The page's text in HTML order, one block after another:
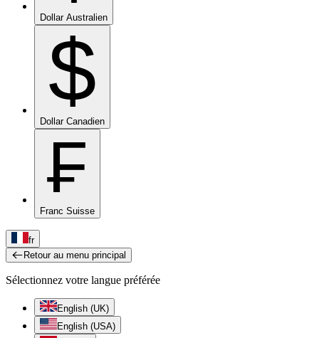
Dollar Australien
$
Dollar Canadien
₣
Franc Suisse
fr
Retour au menu principal
Sélectionnez votre langue préférée
English (UK)
English (USA)